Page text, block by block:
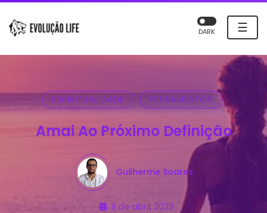
☰
DARK
ESPIRITUALIDADE PENSAMENTOS
Amai Ao Próximo Definição
Guilherme Soares
11 de abril, 2023